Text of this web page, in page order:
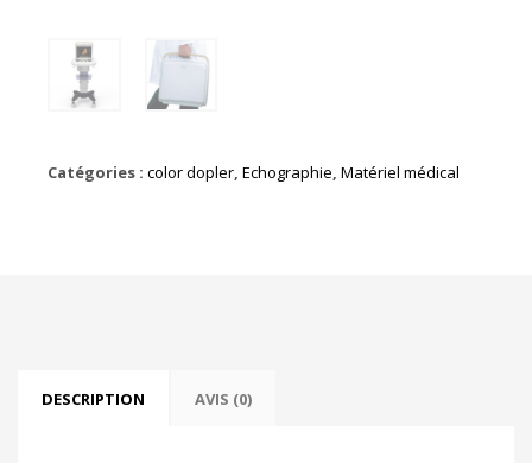
Catégories : color dopler Echographie Matériel médical
DESCRIPTION AVIS (0)